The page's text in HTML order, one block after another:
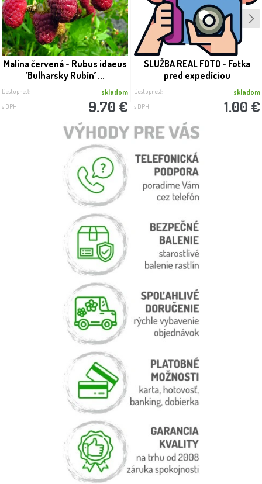
Malina červená - Rubus idaeus
´Bulharsky Rubín´ ...
Dostupnosť: skladom
s DPH 9.70 €
SLUŽBA REAL FOTO - Fotka
pred expedíciou
Dostupnosť: skladom
s DPH 1.00 €